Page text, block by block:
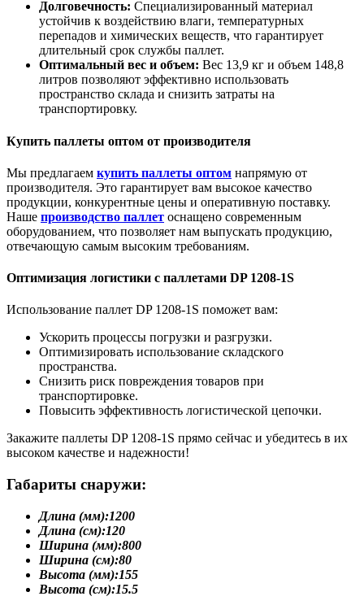
Долговечность: Специализированный материал
устойчив к воздействию влаги, температурных
перепадов и химических веществ, что гарантирует
длительный срок службы паллет.
Оптимальный вес и объем: Вес 13,9 кг и объем 148,8
литров позволяют эффективно использовать
пространство склада и снизить затраты на
транспортировку.
Купить паллеты оптом от производителя
Мы предлагаем купить паллеты оптом напрямую от
производителя. Это гарантирует вам высокое качество
продукции, конкурентные цены и оперативную поставку.
Наше производство паллет оснащено современным
оборудованием, что позволяет нам выпускать продукцию,
отвечающую самым высоким требованиям.
Оптимизация логистики с паллетами DP 1208-1S
Использование паллет DP 1208-1S поможет вам:
Ускорить процессы погрузки и разгрузки.
Оптимизировать использование складского
пространства.
Снизить риск повреждения товаров при
транспортировке.
Повысить эффективность логистической цепочки.
Закажите паллеты DP 1208-1S прямо сейчас и убедитесь в их
высоком качестве и надежности!
Габариты снаружи:
Длина (мм):1200
Длина (см):120
Ширина (мм):800
Ширина (см):80
Высота (мм):155
Высота (см):15.5